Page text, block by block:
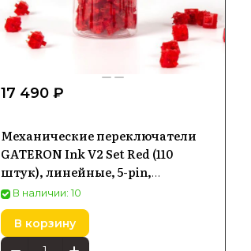
17 490 ₽
Механические переключатели
GATERON Ink V2 Set Red (110
штук), линейные, 5-pin,
смазаны, 50g
В наличии: 10
В корзину